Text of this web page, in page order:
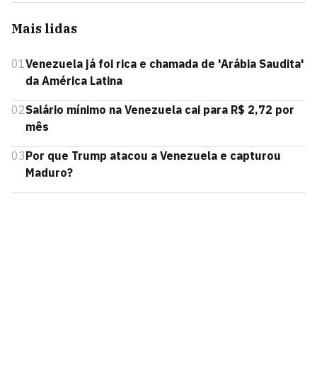
Mais lidas
01Venezuela já foi rica e chamada de 'Arábia Saudita'
da América Latina
02Salário mínimo na Venezuela cai para R$ 2,72 por
mês
03Por que Trump atacou a Venezuela e capturou
Maduro?